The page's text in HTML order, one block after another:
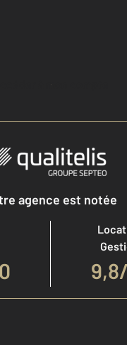
Accéder à mon compte
agence est notée